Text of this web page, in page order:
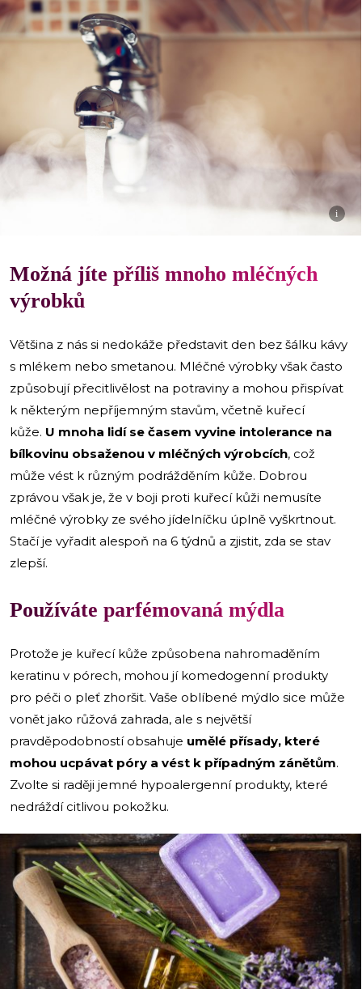
i
Možná jíte příliš mnoho mléčných
výrobků
Většina z nás si nedokáže představit den bez šálku kávy
s mlékem nebo smetanou. Mléčné výrobky však často
způsobují přecitlivělost na potraviny a mohou přispívat
k některým nepříjemným stavům, včetně kuřecí
kůže. U mnoha lidí se časem vyvine intolerance na
bílkovinu obsaženou v mléčných výrobcích, což
může vést k různým podrážděním kůže. Dobrou
zprávou však je, že v boji proti kuřecí kůži nemusíte
mléčné výrobky ze svého jídelníčku úplně vyškrtnout.
Stačí je vyřadit alespoň na 6 týdnů a zjistit, zda se stav
zlepší.
Používáte parfémovaná mýdla
Protože je kuřecí kůže způsobena nahromaděním
keratinu v pórech, mohou jí komedogenní produkty
pro péči o pleť zhoršit. Vaše oblíbené mýdlo sice může
vonět jako růžová zahrada, ale s největší
pravděpodobností obsahuje umělé přísady, které
mohou ucpávat póry a vést k případným zánětům.
Zvolte si raději jemné hypoalergenní produkty, které
nedráždí citlivou pokožku.